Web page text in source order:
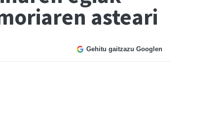
asteari
Gehitu gaitzazu Googlen